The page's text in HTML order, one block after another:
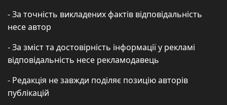
- За точність викладених фактів відповідальність
несе автор
- За зміст та достовірність інформації у рекламі
відповідальність несе рекламодавець
- Редакція не завжди поділяє позицію авторів
публікацій